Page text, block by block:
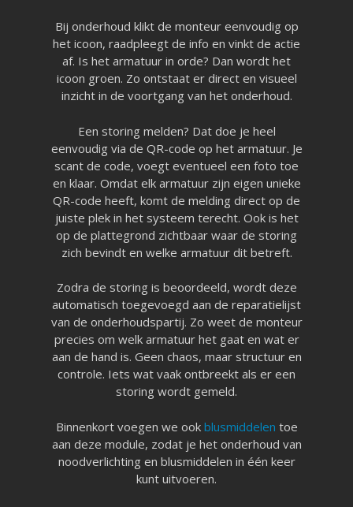
Bij onderhoud klikt de monteur eenvoudig op
het icoon, raadpleegt de info en vinkt de actie
af. Is het armatuur in orde? Dan wordt het
icoon groen. Zo ontstaat er direct en visueel
inzicht in de voortgang van het onderhoud.
Een storing melden? Dat doe je heel
eenvoudig via de QR-code op het armatuur. Je
scant de code, voegt eventueel een foto toe
en klaar. Omdat elk armatuur zijn eigen unieke
QR-code heeft, komt de melding direct op de
juiste plek in het systeem terecht. Ook is het
op de plattegrond zichtbaar waar de storing
zich bevindt en welke armatuur dit betreft.
Zodra de storing is beoordeeld, wordt deze
automatisch toegevoegd aan de reparatielijst
van de onderhoudspartij. Zo weet de monteur
precies om welk armatuur het gaat en wat er
aan de hand is. Geen chaos, maar structuur en
controle. Iets wat vaak ontbreekt als er een
storing wordt gemeld.
Binnenkort voegen we ook blusmiddelen toe
aan deze module, zodat je het onderhoud van
noodverlichting en blusmiddelen in één keer
kunt uitvoeren.